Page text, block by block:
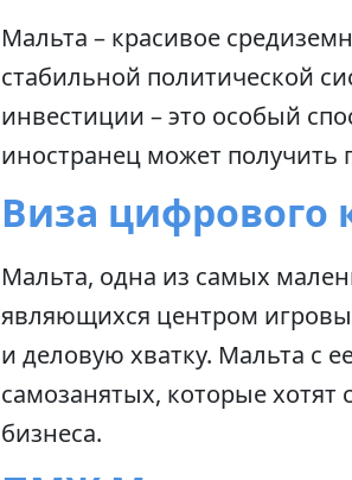
Мальта – красивое
стабильной политической
инвестиции – это особый
иностранец может получить
Виза цифрового
Мальта, одна из самых
являющихся центром
и деловую хватку. Мальта с
самозанятых, которые хотят
бизнеса.